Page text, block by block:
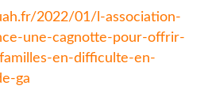
2022/01/l-association-
une-cagnotte-pour-offrir-
en-difficulte-en-
ga